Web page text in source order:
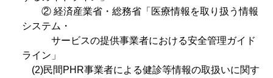
② 経済産業省・総務省「医療情報を取り扱う情報
システム・
サービスの提供事業者における安全管理ガイド
ライン」
(2)民間PHR事業者による健診等情報の取扱いに関す